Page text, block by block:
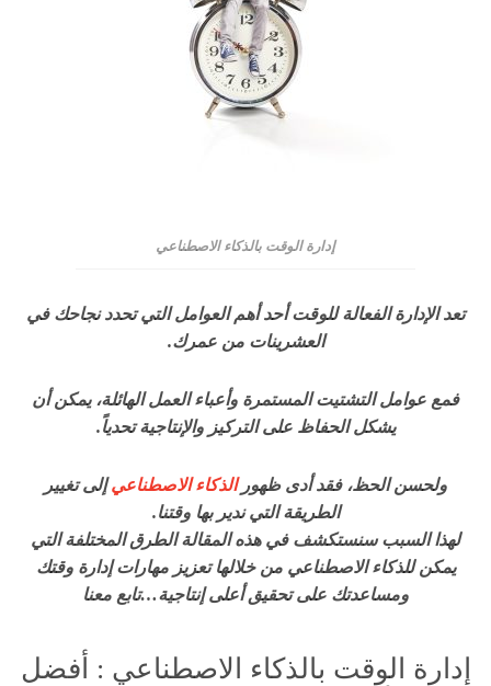
إدارة الوقت بالذكاء الاصطناعي
تعد الإدارة الفعالة للوقت أحد أهم العوامل التي تحدد نجاحك في
العشرينات من عمرك.
فمع عوامل التشتيت المستمرة وأعباء العمل الهائلة، يمكن أن
يشكل الحفاظ على التركيز والإنتاجية تحدياً.
ولحسن الحظ، فقد أدى ظهورالذكاء الاصطناعيإلى تغيير
الطريقة التي ندير بها وقتنا.
لهذا السبب سنستكشف في هذه المقالة الطرق المختلفة التي
يمكن للذكاء الاصطناعي من خلالها تعزيز مهارات إدارة وقتك
ومساعدتك على تحقيق أعلى إنتاجية…تابع معنا
إدارة الوقت بالذكاء الاصطناعي : أفضل